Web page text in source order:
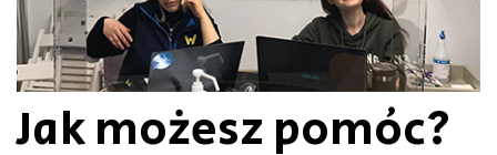
Jak możesz pomóc?